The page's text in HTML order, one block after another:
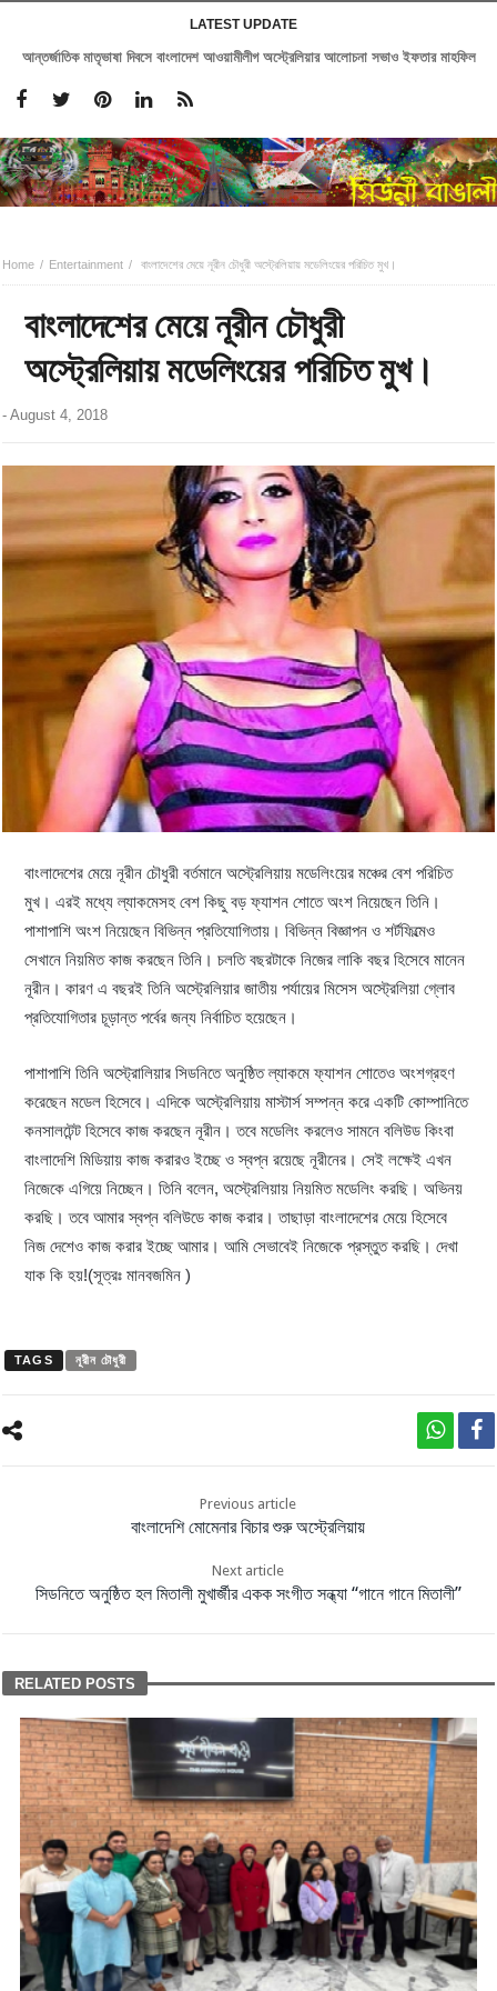
LATEST UPDATE
আন্তর্জাতিক মাতৃভাষা দিবসে বাংলাদেশ আওয়ামীলীগ অস্ট্রেলিয়ার আলোচনা সভাও ইফতার মাহফিল
Home Entertainment বাংলাদেশের মেয়ে নূরীন চৌধুরী অস্ট্রেলিয়ায় মডেলিংয়ের পরিচিত মুখ।
বাংলাদেশের মেয়ে নূরীন চৌধুরী
অস্ট্রেলিয়ায় মডেলিংয়ের পরিচিত মুখ।
-August 4, 2018
বাংলাদেশের মেয়ে নূরীন চৌধুরী বর্তমানে অস্ট্রেলিয়ায় মডেলিংয়ের মঞ্চের বেশ পরিচিত
মুখ। এরই মধ্যে ল্যাকমেসহ বেশ কিছু বড় ফ্যাশন শোতে অংশ নিয়েছেন তিনি।
পাশাপাশি অংশ নিয়েছেন বিভিন্ন প্রতিযোগিতায়। বিভিন্ন বিজ্ঞাপন ও শর্টফিল্মেও
সেখানে নিয়মিত কাজ করছেন তিনি। চলতি বছরটাকে নিজের লাকি বছর হিসেবে মানেন
নূরীন। কারণ এ বছরই তিনি অস্ট্রেলিয়ার জাতীয় পর্যায়ের মিসেস অস্ট্রেলিয়া গ্লোব
প্রতিযোগিতার চূড়ান্ত পর্বের জন্য নির্বাচিত হয়েছেন।
পাশাপাশি তিনি অস্ট্রোলিয়ার সিডনিতে অনুষ্ঠিত ল্যাকমে ফ্যাশন শোতেও অংশগ্রহণ
করেছেন মডেল হিসেবে। এদিকে অস্ট্রেলিয়ায় মাস্টার্স সম্পন্ন করে একটি কোম্পানিতে
কনসালটেন্ট হিসেবে কাজ করছেন নূরীন। তবে মডেলিং করলেও সামনে বলিউড কিংবা
বাংলাদেশি মিডিয়ায় কাজ করারও ইচ্ছে ও স্বপ্ন রয়েছে নূরীনের। সেই লক্ষেই এখন
নিজেকে এগিয়ে নিচ্ছেন। তিনি বলেন, অস্ট্রেলিয়ায় নিয়মিত মডেলিং করছি। অভিনয়
করছি। তবে আমার স্বপ্ন বলিউডে কাজ করার। তাছাড়া বাংলাদেশের মেয়ে হিসেবে
নিজ দেশেও কাজ করার ইচ্ছে আমার। আমি সেভাবেই নিজেকে প্রস্তুত করছি। দেখা
যাক কি হয়!(সূত্রঃ মানবজমিন )
TAGS নূরীন চৌধুরী
Previous article
বাংলাদেশি মোমেনার বিচার শুরু অস্ট্রেলিয়ায়
Next article
সিডনিতে অনুষ্ঠিত হল মিতালী মুখার্জীর একক সংগীত সন্ধ্যা “গানে গানে মিতালী”
RELATED POSTS